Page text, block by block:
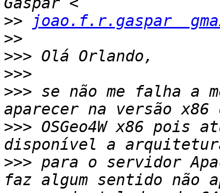
>>
joao.f.r.gaspar
>>
>>>
>>>
>>> se não me falha a
>>> OSGeo4W x86 pois
>>> para o servidor